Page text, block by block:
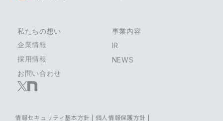
私たちの想い
事業内容
企業情報
IR
採用情報
NEWS
お問い合わせ
情報セキュリティ基本方針 | 個人情報保護方針 |